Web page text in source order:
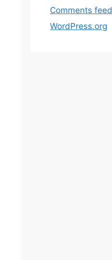
Comments feed
WordPress.org